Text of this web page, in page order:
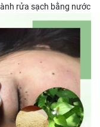
rửa sạch bằng nước